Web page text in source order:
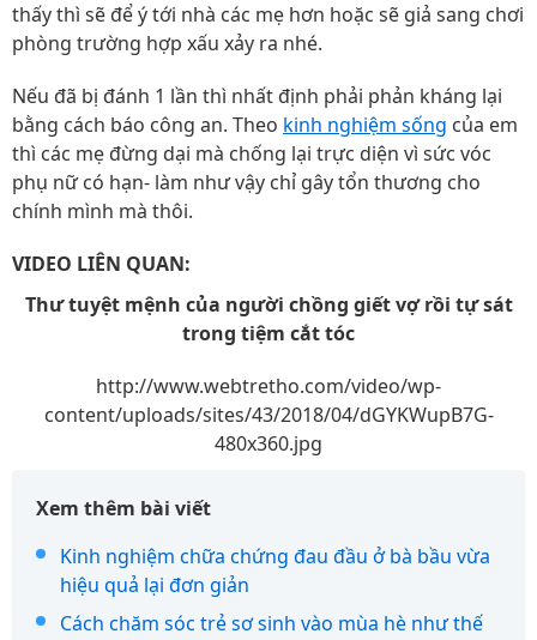
thấy thì sẽ để ý tới nhà các mẹ hơn hoặc sẽ giả sang chơi
phòng trường hợp xấu xảy ra nhé.
Nếu đã bị đánh 1 lần thì nhất định phải phản kháng lại
bằng cách báo công an. Theo kinh nghiệm sống của em
thì các mẹ đừng dại mà chống lại trực diện vì sức vóc
phụ nữ có hạn- làm như vậy chỉ gây tổn thương cho
chính mình mà thôi.
VIDEO LIÊN QUAN:
Thư tuyệt mệnh của người chồng giết vợ rồi tự sát
trong tiệm cắt tóc
http://www.webtretho.com/video/wp-
content/uploads/sites/43/2018/04/dGYKWupB7G-
480x360.jpg
Xem thêm bài viết
Kinh nghiệm chữa chứng đau đầu ở bà bầu vừa
hiệu quả lại đơn giản
Cách chăm sóc trẻ sơ sinh vào mùa hè như thế